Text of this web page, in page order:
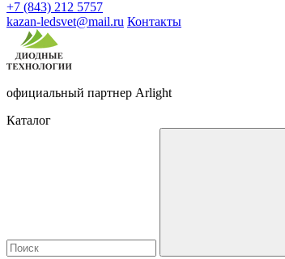
+7 (843) 212 5757
kazan-ledsvet@mail.ru Контакты
официальный партнер Arlight
Каталог